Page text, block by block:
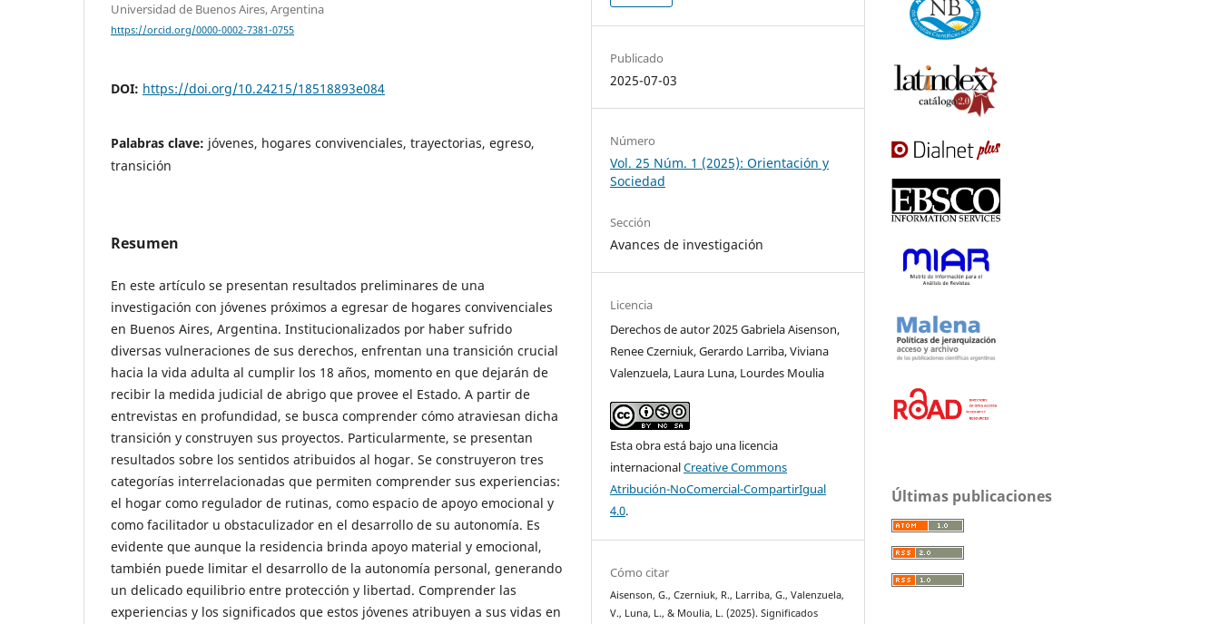
Universidad de Buenos Aires, Argentina
https://orcid.org/0000-0002-7381-0755
DOI: https://doi.org/10.24215/18518893e084
Palabras clave: jóvenes, hogares convivenciales, trayectorias, egreso,
transición
Resumen
En este artículo se presentan resultados preliminares de una
investigación con jóvenes próximos a egresar de hogares convivenciales
en Buenos Aires, Argentina. Institucionalizados por haber sufrido
diversas vulneraciones de sus derechos, enfrentan una transición crucial
hacia la vida adulta al cumplir los 18 años, momento en que dejarán de
recibir la medida judicial de abrigo que provee el Estado. A partir de
entrevistas en profundidad, se busca comprender cómo atraviesan dicha
transición y construyen sus proyectos. Particularmente, se presentan
resultados sobre los sentidos atribuidos al hogar. Se construyeron tres
categorías interrelacionadas que permiten comprender sus experiencias:
el hogar como regulador de rutinas, como espacio de apoyo emocional y
como facilitador u obstaculizador en el desarrollo de su autonomía. Es
evidente que aunque la residencia brinda apoyo material y emocional,
también puede limitar el desarrollo de la autonomía personal, generando
un delicado equilibrio entre protección y libertad. Comprender las
experiencias y los significados que estos jóvenes atribuyen a sus vidas en
Publicado
2025-07-03
Número
Vol. 25 Núm. 1 (2025): Orientación y
Sociedad
Sección
Avances de investigación
Licencia
Derechos de autor 2025 Gabriela Aisenson,
Renee Czerniuk, Gerardo Larriba, Viviana
Valenzuela, Laura Luna, Lourdes Moulia
Esta obra está bajo una licencia
internacionalCreative Commons
Atribución-NoComercial-CompartirIgual
4.0.
Cómo citar
Aisenson, G., Czerniuk, R., Larriba, G., Valenzuela,
V., Luna, L., & Moulia, L. (2025). Significados
Últimas publicaciones